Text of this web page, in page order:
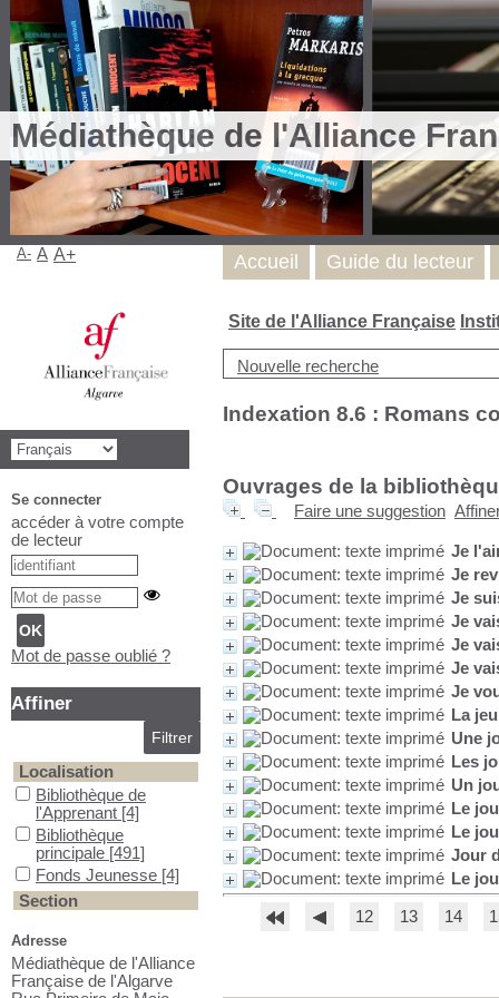
Médiathèque de l'Alliance
Site de l'Alliance Française
Nouvelle recherche
Indexation 8.6 : Romans
Ouvrages de la
Faire une suggestion
Je
Je
Je
Je
Je
Je
Je
La
Une
Les
Un
Le
Le
Jour
Le
12 13 14
Accueil Guide du lecteur
A- A A+
Se connecter
accéder à votre compte
de lecteur
Mot de passe oublié ?
Affiner
Localisation
Bibliothèque de l'Apprenant
Bibliothèque de
l'Apprenant [4]
Bibliothèque principale
Bibliothèque
principale [491]
Fonds Jeunesse
Fonds Jeunesse [4]
Section
Enfance
Enfance
Romans contemporains
Romans
contemporains[491]
Adresse
Médiathèque de l'Alliance
Française de l'Algarve